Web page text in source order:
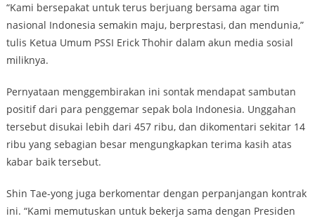
“Kami bersepakat untuk terus berjuang bersama agar tim
nasional Indonesia semakin maju, berprestasi, dan mendunia,”
tulis Ketua Umum PSSI Erick Thohir dalam akun media sosial
miliknya.
Pernyataan menggembirakan ini sontak mendapat sambutan
positif dari para penggemar sepak bola Indonesia. Unggahan
tersebut disukai lebih dari 457 ribu, dan dikomentari sekitar 14
ribu yang sebagian besar mengungkapkan terima kasih atas
kabar baik tersebut.
Shin Tae-yong juga berkomentar dengan perpanjangan kontrak
ini. “Kami memutuskan untuk bekerja sama dengan Presiden